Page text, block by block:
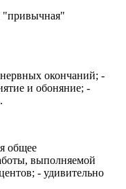
"привычная"
нервных окончаний; -
и обоняние; -
общее
выполняемой
- удивительно